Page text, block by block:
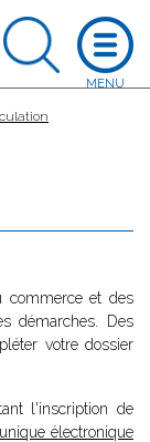
commerce et des
démarches. Des
votre dossier
l'inscription de
électronique